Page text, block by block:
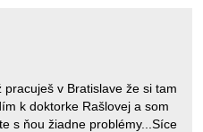
v Bratislave že si tam
k doktorke Rašlovej a som
s ňou žiadne problémy...Síce